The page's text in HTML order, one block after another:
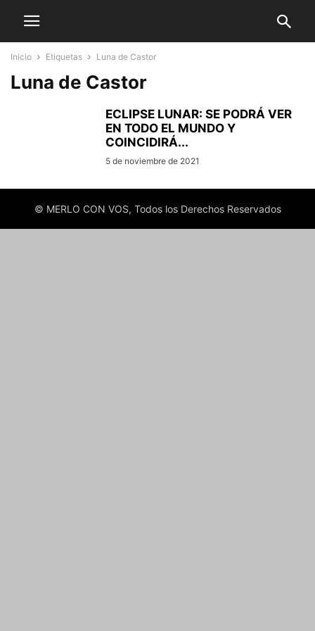
Inicio Etiquetas Luna de Castor
Luna de Castor
ECLIPSE LUNAR: SE PODRÁ VER
EN TODO EL MUNDO Y
COINCIDIRÁ...
5 de noviembre de 2021
© MERLO CON VOS, Todos los Derechos Reservados